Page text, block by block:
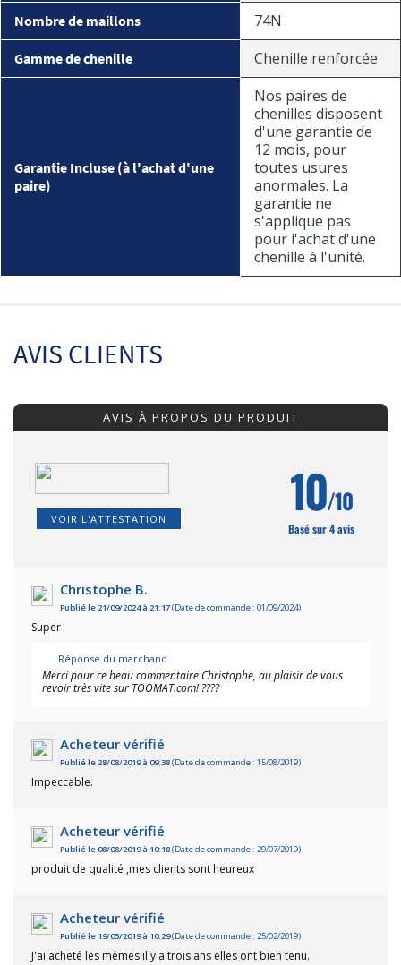
Nombre de maillons 74N
Gamme de chenille Chenille renforcée
Garantie Incluse (à l'achat d'une
paire)
Nos paires de
chenilles disposent
d'une garantie de
12 mois, pour
toutes usures
anormales. La
garantie ne
s'applique pas
pour l'achat d'une
chenille à l'unité.
AVIS CLIENTS
AVIS À PROPOS DU PRODUIT
VOIR L'ATTESTATION 10/10
Basé sur 4 avis
Christophe B.
Publié le 21/09/2024 à 21:17(Date de commande : 01/09/2024)
Super
Réponse du marchand
Merci pour ce beau commentaire Christophe, au plaisir de vous
revoir très vite sur TOOMAT.com! ????
Acheteur vérifié
Publié le 28/08/2019 à 09:38(Date de commande : 15/08/2019)
Impeccable.
Acheteur vérifié
Publié le 08/08/2019 à 10:18(Date de commande : 29/07/2019)
produit de qualité ,mes clients sont heureux
Acheteur vérifié
Publié le 19/03/2019 à 10:29(Date de commande : 25/02/2019)
J'ai acheté les mêmes il y a trois ans elles ont bien tenu.